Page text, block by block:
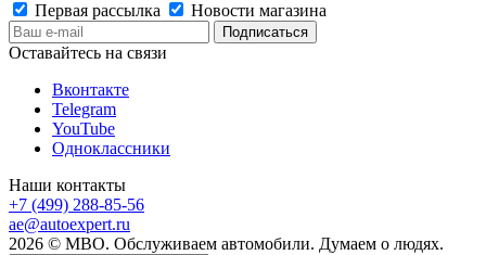
Первая рассылка
Новости магазина
Оставайтесь на связи
Вконтакте
Telegram
YouTube
Одноклассники
Наши контакты
+7 (499) 288-85-56
ae@autoexpert.ru
2026 © МВО. Обслуживаем автомобили. Думаем о людях.